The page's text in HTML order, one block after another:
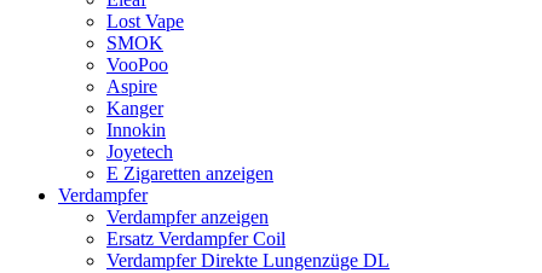
Lost Vape
SMOK
VooPoo
Aspire
Kanger
Innokin
Joyetech
E Zigaretten anzeigen
Verdampfer
Verdampfer anzeigen
Ersatz Verdampfer Coil
Verdampfer Direkte Lungenzüge DL